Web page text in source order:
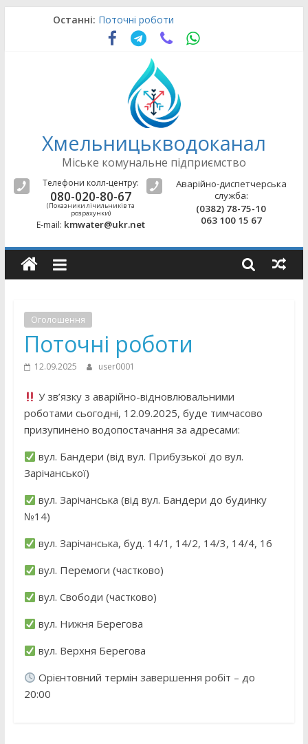
Останні: Поточні роботи
Оновлення щодо підводу води
Поточні роботи
Аварійно-відновлювальні роботи
Поточні роботи
Хмельницькводоканал
Міське комунальне підприємство
Телефони колл-центру:
080-020-80-67
(Показники лічильників та
розрахунки)
E-mail: kmwater@ukr.net
Аварійно-диспетчерська
служба:
(0382) 78-75-10
063 100 15 67
Оголошення
Поточні роботи
12.09.2025 user0001
У зв’язку з аварійно-відновлювальними
роботами сьогодні, 12.09.2025, буде тимчасово
призупинено водопостачання за адресами:
вул. Бандери (від вул. Прибузької до вул.
Зарічанської)
вул. Зарічанська (від вул. Бандери до будинку
№14)
вул. Зарічанська, буд. 14/1, 14/2, 14/3, 14/4, 16
вул. Перемоги (частково)
вул. Свободи (частково)
вул. Нижня Берегова
вул. Верхня Берегова
Орієнтовний термін завершення робіт – до
20:00